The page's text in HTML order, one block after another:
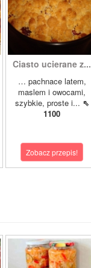
Ciasto ucierane z...
… pachnace latem,
maslem i owocami,
szybkie, proste i... ⇖
1100
Zobacz przepis!